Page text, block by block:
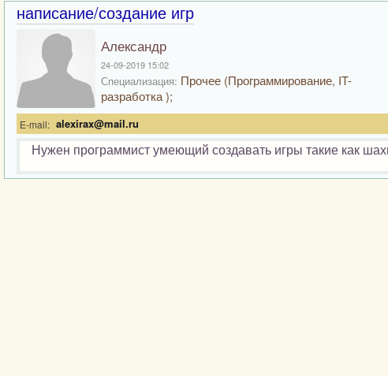
написание/создание игр
Александр
24-09-2019 15:02
Специализация: Прочее (Программирование, IT-
разработка );
E-mail: alexirax@mail.ru
Нужен программист умеющий создавать игры такие как